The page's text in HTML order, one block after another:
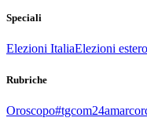
Speciali
Elezioni ItaliaElezioni estero
Rubriche
Oroscopo